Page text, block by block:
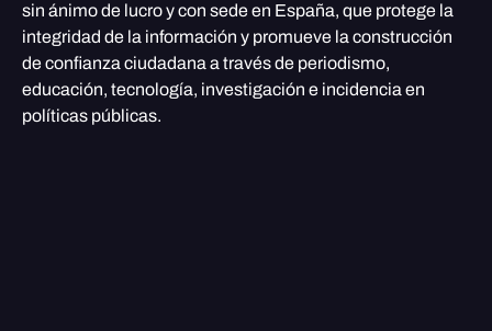
sin ánimo de lucro y con sede en España, que protege la
integridad de la información y promueve la construcción
de confianza ciudadana a través de periodismo,
educación, tecnología, investigación e incidencia en
políticas públicas.